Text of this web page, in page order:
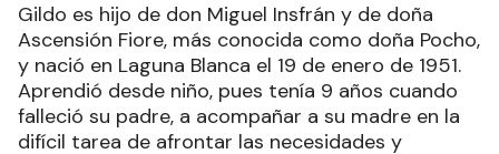
Gildo es hijo de don Miguel Insfrán y de doña
Ascensión Fiore, más conocida como doña Pocho,
y nació en Laguna Blanca el 19 de enero de 1951.
Aprendió desde niño, pues tenía 9 años cuando
falleció su padre, a acompañar a su madre en la
difícil tarea de afrontar las necesidades y